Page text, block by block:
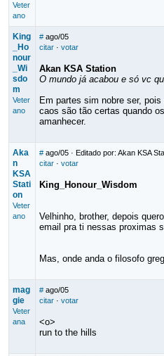
Veter
ano
King
_Ho
nour
_Wi
sdo
m
Veter
ano
# ago/05
citar· votar
Akan KSA Station
O mundo já acabou e só vc
Em partes sim nobre ser,
caos são tão certas quando
amanhecer.
Aka
n
KSA
Stati
on
Veter
ano
# ago/05· Editado por: Akan KSA
citar· votar
King_Honour_Wisdom
Velhinho, brother, depois
email pra ti nessas proximas
Mas, onde anda o filosofo
mag
gie
Veter
ana
# ago/05
citar· votar
<o>
run to the hills